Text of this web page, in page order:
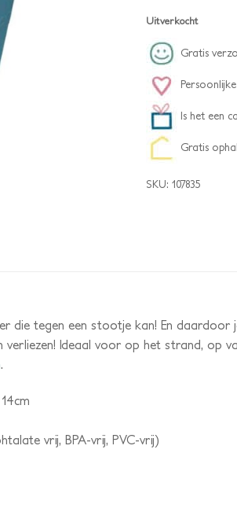
Uitverkocht
Gratis
Is het een
Gratis
SKU: 107835
die tegen een stootje kan! En
Ideaal voor op het strand, op
.
vrij, BPA-vrij, PVC-vrij)